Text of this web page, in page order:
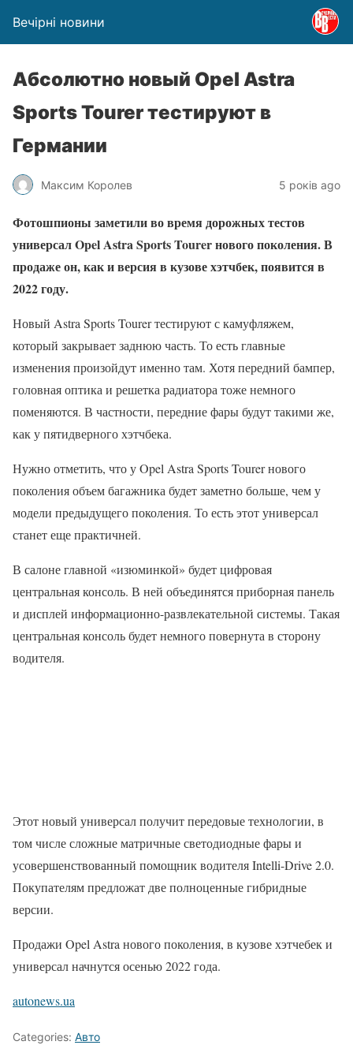
Вечірні новини
Абсолютно новый Opel Astra
Sports Tourer тестируют в
Германии
Максим Королев 5 років ago
Фотошпионы заметили во время дорожных тестов
универсал Opel Astra Sports Tourer нового поколения. В
продаже он, как и версия в кузове хэтчбек, появится в
2022 году.
Новый Astra Sports Tourer тестируют с камуфляжем,
который закрывает заднюю часть. То есть главные
изменения произойдут именно там. Хотя передний бампер,
головная оптика и решетка радиатора тоже немного
поменяются. В частности, передние фары будут такими же,
как у пятидверного хэтчбека.
Нужно отметить, что у Opel Astra Sports Tourer нового
поколения объем багажника будет заметно больше, чем у
модели предыдущего поколения. То есть этот универсал
станет еще практичней.
В салоне главной «изюминкой» будет цифровая
центральная консоль. В ней объединятся приборная панель
и дисплей информационно-развлекательной системы. Такая
центральная консоль будет немного повернута в сторону
водителя.
Этот новый универсал получит передовые технологии, в
том числе сложные матричные светодиодные фары и
усовершенствованный помощник водителя Intelli-Drive 2.0.
Покупателям предложат две полноценные гибридные
версии.
Продажи Opel Astra нового поколения, в кузове хэтчебек и
универсал начнутся осенью 2022 года.
autonews.ua
Categories: Авто